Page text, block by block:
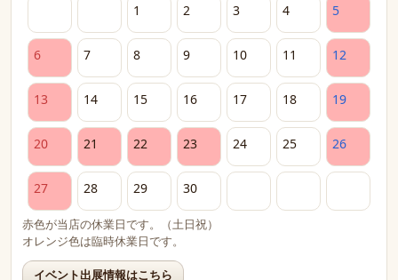
1
2 3 4 5
6 7 8 9 10 11 12
13 14 15 16 17 18 19
20 21 22 23 24 25 26
27 28 29 30
赤色が当店の休業日です。（土日祝）
オレンジ色は臨時休業日です。
イベント出展情報はこちら